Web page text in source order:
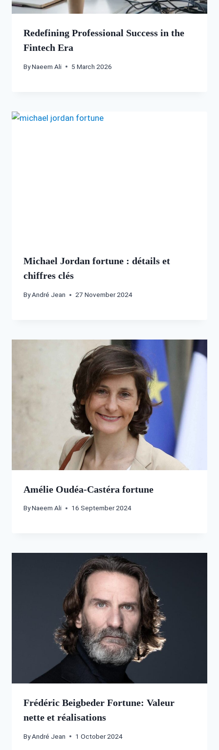
Redefining Professional Success in the
Fintech Era
ByNaeem Ali 5 March 2026
Michael Jordan fortune : détails et
chiffres clés
ByAndré Jean 27 November 2024
Amélie Oudéa-Castéra fortune
ByNaeem Ali 16 September 2024
Frédéric Beigbeder Fortune: Valeur
nette et réalisations
ByAndré Jean 1 October 2024